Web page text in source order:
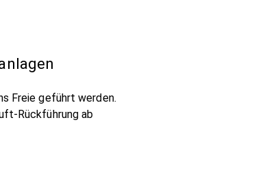
Freie geführt werden.
Rückführung ab